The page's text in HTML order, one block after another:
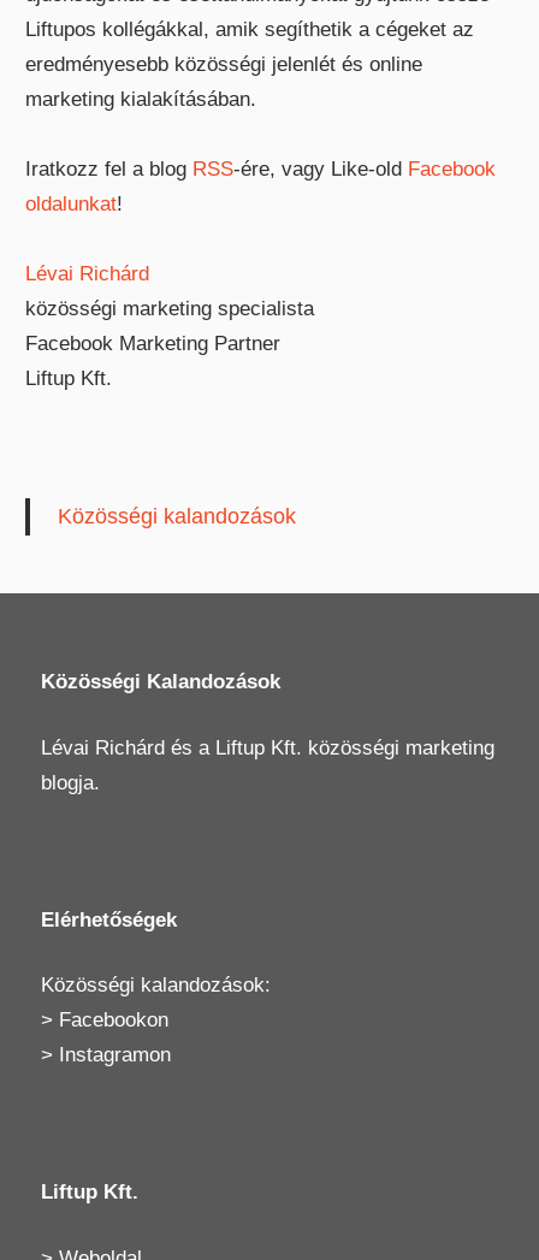
Liftupos kollégákkal, amik segíthetik a cégeket az
eredményesebb közösségi jelenlét és online
marketing kialakításában.
Iratkozz fel a blog RSS-ére, vagy Like-old Facebook
oldalunkat!
Lévai Richárd
közösségi marketing specialista
Facebook Marketing Partner
Liftup Kft.
Közösségi kalandozások
Közösségi Kalandozások
Lévai Richárd és a Liftup Kft. közösségi marketing
blogja.
Elérhetőségek
Közösségi kalandozások:
> Facebookon
>
Instagramon
Liftup Kft.